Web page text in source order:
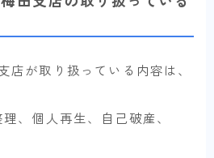
店が取り扱っている内容は、
、個人再生、自己破産、